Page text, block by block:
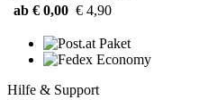
ab € 0,00 € 4,90
Hilfe & Support